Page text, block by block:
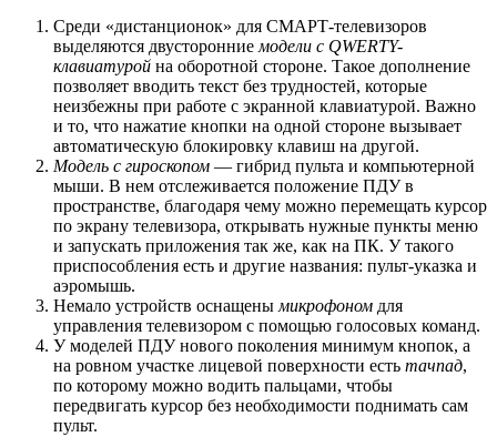
Среди «дистанционок» для СМАРТ-телевизоров
выделяются двусторонниемодели с QWERTY-
клавиатурой на оборотной стороне. Такое дополнение
позволяет вводить текст без трудностей, которые
неизбежны при работе с экранной клавиатурой. Важно
и то, что нажатие кнопки на одной стороне вызывает
автоматическую блокировку клавиш на другой.
Модель с гироскопом — гибрид пульта и компьютерной
мыши. В нем отслеживается положение ПДУ в
пространстве, благодаря чему можно перемещать курсор
по экрану телевизора, открывать нужные пункты меню
и запускать приложения так же, как на ПК. У такого
приспособления есть и другие названия: пульт-указка и
аэромышь.
Немало устройств оснащенымикрофоном для
управления телевизором с помощью голосовых команд.
У моделей ПДУ нового поколения минимум кнопок, а
на ровном участке лицевой поверхности есть тачпад,
по которому можно водить пальцами, чтобы
передвигать курсор без необходимости поднимать сам
пульт.